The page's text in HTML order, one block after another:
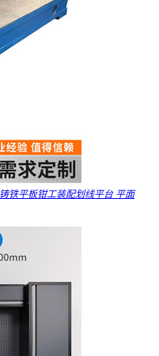
铁平板钳工装配划线平台 平面